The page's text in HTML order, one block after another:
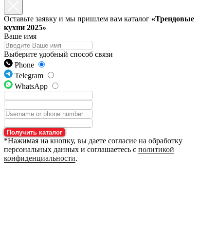
Оставьте заявку и мы пришлем вам каталог «Трендовые
кухни 2025»
Ваше имя
Выберите удобный способ связи
Phone
Telegram
WhatsApp
Получить каталог
*Нажимая на кнопку, вы даете согласие на обработку
персональных данных и соглашаетесь с политикой
конфиденциальности.